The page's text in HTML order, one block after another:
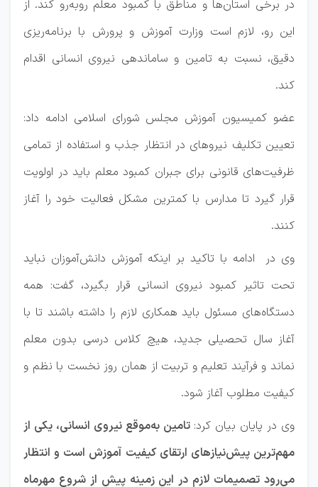
در برخی استان‌ها و مناطق با کمبود معلم روبه‌رو کند. از
این رو، لازم است وزارت آموزش و پرورش با برنامه‌ریزی
دقیق، نسبت به تامین و ساماندهی نیروی انسانی اقدام
کند.
عضو کمیسیون آموزش مجلس شورای اسلامی ادامه داد:
تعیین تکلیف نیروهای در انتظار جذب و استفاده از تمامی
ظرفیت‌های قانونی برای جبران کمبود معلم باید در اولویت
قرار گیرد تا مدارس با کمترین مشکل فعالیت خود را آغاز
کنند.
وی در ادامه با تاکید بر اینکه آموزش دانش‌آموزان نباید
تحت تاثیر کمبود نیروی انسانی قرار بگیرد، گفت: همه
دستگاه‌های مسئول باید همکاری لازم را داشته باشند تا با
آغاز سال تحصیلی جدید، هیچ کلاس درسی بدون معلم
نماند و فرآیند تعلیم و تربیت از همان روز نخست با نظم و
کیفیت مطلوب آغاز شود.
وی در پایان بیان کرد:تامین به‌موقع نیروی انسانی، یکی از
مهم‌ترین پیش‌نیازهای ارتقای کیفیت آموزش است و انتظار
می‌رود تصمیمات لازم در این زمینه پیش از شروع مهرماه